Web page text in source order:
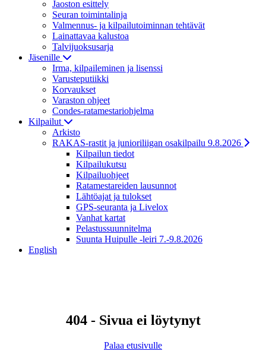
Jaoston esittely
Seuran toimintalinja
Valmennus- ja kilpailutoiminnan tehtävät
Lainattavaa kalustoa
Talvijuoksusarja
Jäsenille
Irma, kilpaileminen ja lisenssi
Varusteputiikki
Korvaukset
Varaston ohjeet
Condes-ratamestariohjelma
Kilpailut
Arkisto
RAKAS-rastit ja junioriliigan osakilpailu 9.8.2026
Kilpailun tiedot
Kilpailukutsu
Kilpailuohjeet
Ratamestareiden lausunnot
Lähtöajat ja tulokset
GPS-seuranta ja Livelox
Vanhat kartat
Pelastussuunnitelma
Suunta Huipulle -leiri 7.-9.8.2026
English
404 - Sivua ei löytynyt
Palaa etusivulle